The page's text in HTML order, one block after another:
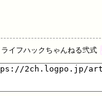
ライフハックちゃんねる弐式